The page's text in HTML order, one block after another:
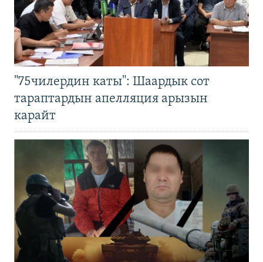
"75чилердин каты": Шаардык сот
тараптардын апелляция арызын
карайт